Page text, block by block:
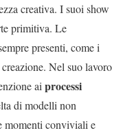
creativa. I suoi show
primitiva. Le
presenti, come i
Nel suo lavoro
ai processi
di modelli non
momenti conviviali e